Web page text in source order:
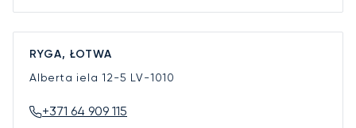
RYGA, ŁOTWA
Alberta iela 12-5 LV-1010
+371 64 909 115